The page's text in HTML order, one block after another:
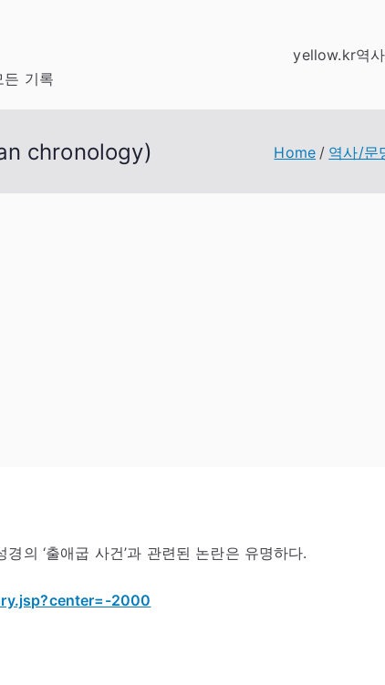
든 기록
yellow.kr역
chronology) Home 역사/문
의 ‘출애굽 사건’과 관련된 논란은 유명하다.
2000